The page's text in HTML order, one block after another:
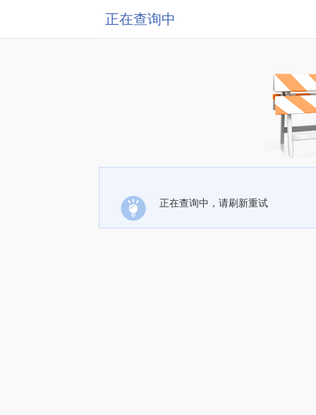
正在查询中
正在查询中，请刷新重试